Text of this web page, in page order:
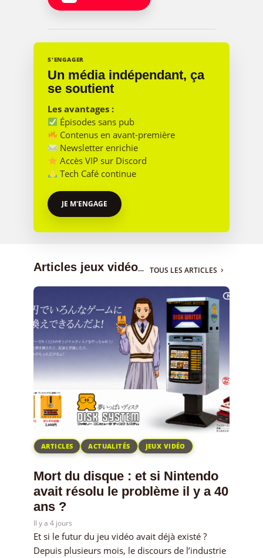
S'ENGAGER
Un média indépendant, ça
se soutient
Les avantages :
Épisodes sans pub
Contenus en avant-première
Newsletter enrichie
Accès VIP sur Discord
Tech Café continue
JE M'ENGAGE
Articles jeux vidéo TOUS LES ARTICLES
ARTICLES ACTUALITÉS JEUX VIDÉO
Mort du disque : et si Nintendo
avait résolu le problème il y a 40
ans ?
Il y a 4 jours
Et si le futur du jeu vidéo avait déjà existé ?
Depuis plusieurs mois, le discours de l’industrie